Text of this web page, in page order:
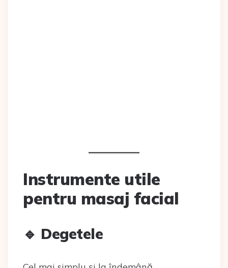
Instrumente utile
pentru masaj facial
🔹 Degetele